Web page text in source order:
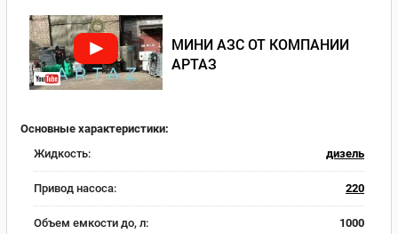
МИНИ АЗС ОТ КОМПАНИИ
АРТАЗ
Основные характеристики:
Жидкость:
дизель
Привод насоса: 220
Объем емкости до, л: 1000